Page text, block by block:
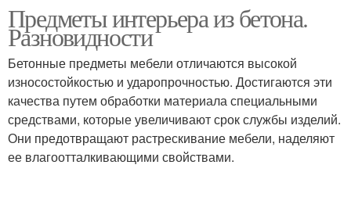
Предметы интерьера из бетона.
Разновидности
Бетонные предметы мебели отличаются высокой
износостойкостью и ударопрочностью. Достигаются эти
качества путем обработки материала специальными
средствами, которые увеличивают срок службы изделий.
Они предотвращают растрескивание мебели, наделяют
ее влагоотталкивающими свойствами.